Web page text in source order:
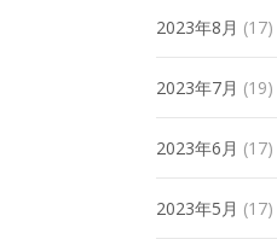
2023年8月 (17)
2023年7月 (19)
2023年6月 (17)
2023年5月 (17)